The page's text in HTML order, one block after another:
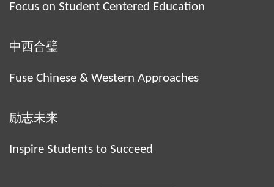
Focus on Student Centered Education
中西合璧
Fuse Chinese & Western Approaches
励志未来
Inspire Students to Succeed